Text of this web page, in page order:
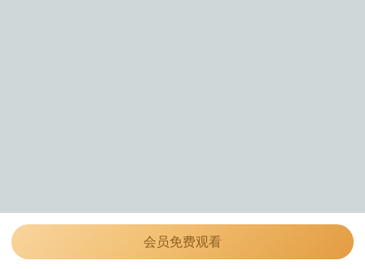
会员免费观看